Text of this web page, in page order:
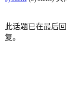
此话题已在最后
复。